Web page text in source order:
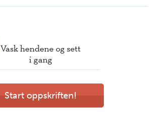
Vask hendene og sett
i gang
Start oppskriften!